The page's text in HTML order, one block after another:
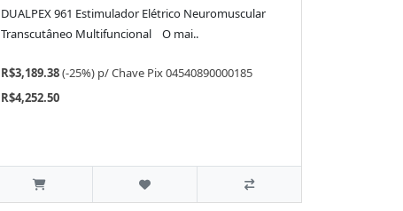
DUALPEX 961 Estimulador Elétrico Neuromuscular
Transcutâneo Multifuncional O mai..
R$3,189.38(-25%) p/Chave Pix 04540890000185
R$4,252.50